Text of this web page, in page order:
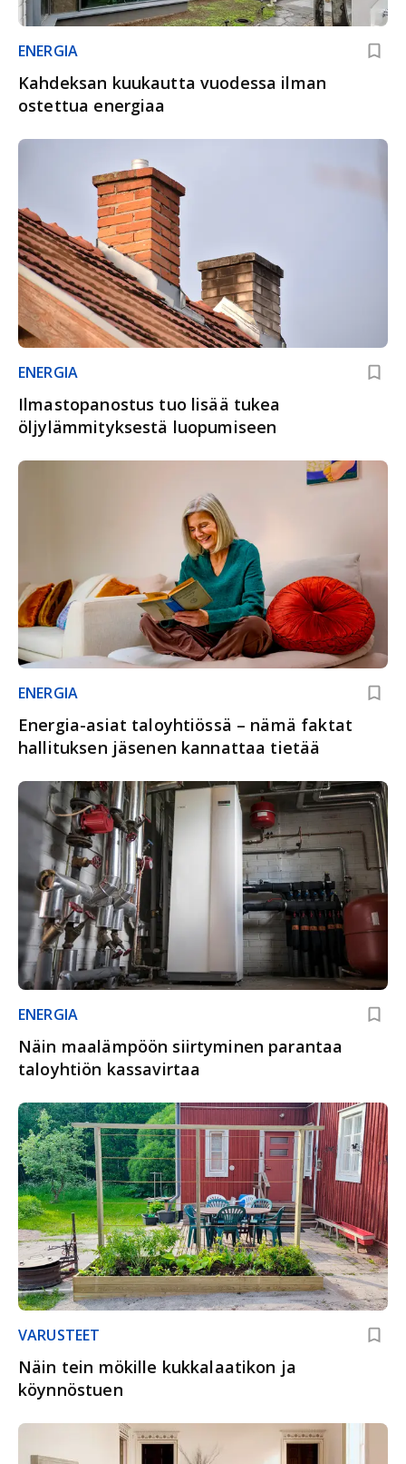
ENERGIA
Kahdeksan kuukautta vuodessa ilman
ostettua energiaa
ENERGIA
Ilmastopanostus tuo lisää tukea
öljylämmityksestä luopumiseen
ENERGIA
Energia-asiat taloyhtiössä – nämä faktat
hallituksen jäsenen kannattaa tietää
ENERGIA
Näin maalämpöön siirtyminen parantaa
taloyhtiön kassavirtaa
VARUSTEET
Näin tein mökille kukkalaatikon ja
köynnöstuen